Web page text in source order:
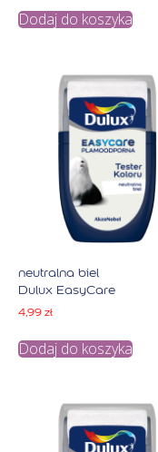
Dodaj do koszyka
neutralna biel
Dulux EasyCare
4,99 zł
Dodaj do koszyka